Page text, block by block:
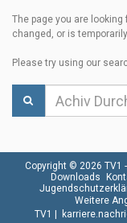
The page you are
changed, or is
Please try using our
Copyright © 2026 TV1 -
Downloads
Weitere
TV1